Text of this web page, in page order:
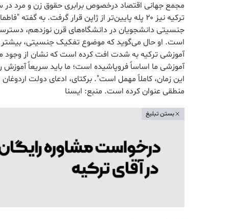
ترکیه نیز ۲۰ پله پایین‌تر از ژاپن قرار گرفت.
جنسیتی دانشجویان در دانشگاه‌های قرن نوزدهم،
است. او حال می‌گوید که موضوع تفکیک جنسیتی،
آموزشی ترکیه به شدت افت کرده است که نشان از
آموزشی ما اساساً فروپاشیده است؛ ما باید سریعاً
این زمان، کاملاً مهمل است". برکتای، ادعای دولت
منطقی عنوان کرده است. منبع: ایسنا
بستن تبلیغ